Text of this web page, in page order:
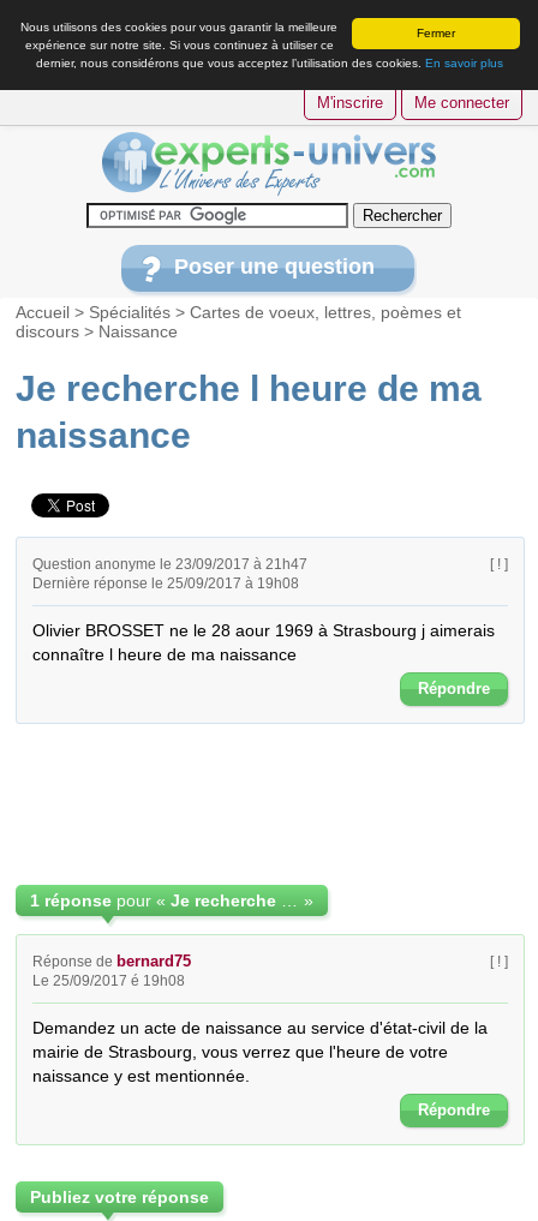
Fermer
Nous utilisons des cookies pour vous garantir la meilleure
expérience sur notre site. Si vous continuez à utiliser ce
dernier, nous considérons que vous acceptez l’utilisation des cookies. En savoir plus
M'inscrire Me connecter
Poser une question
Accueil > Spécialités >Cartes de voeux, lettres, poèmes et
discours > Naissance
Je recherche l heure de ma
naissance
Question anonyme le 23/09/2017 à 21h47
Dernière réponse le 25/09/2017 à 19h08
[ ! ]
Olivier BROSSET ne le 28 aour 1969 à Strasbourg j aimerais
connaître l heure de ma naissance
Répondre
1 réponse pour « »
Réponse de bernard75
Le 25/09/2017 é 19h08
[ ! ]
Demandez un acte de naissance au service d'état-civil de la
mairie de Strasbourg, vous verrez que l'heure de votre
naissance y est mentionnée.
Répondre
Publiez votre réponse